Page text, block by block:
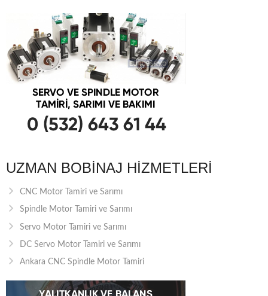
NAVIGATION
UZMAN BOBINAJ HIZMETLERI
CNC Motor Tamiri ve Sarımı
Spindle Motor Tamiri ve Sarımı
Servo Motor Tamiri ve Sarımı
DC Servo Motor Tamiri ve Sarımı
Ankara CNC Spindle Motor Tamiri